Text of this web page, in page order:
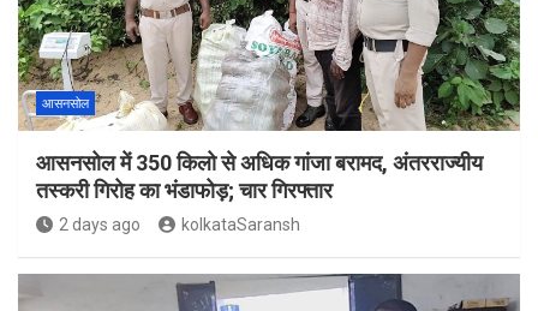
आसनसोल
आसनसोल में 350 किलो से अधिक गांजा बरामद, अंतरराज्यीय
तस्करी गिरोह का भंडाफोड़; चार गिरफ्तार
2 days ago kolkataSaransh